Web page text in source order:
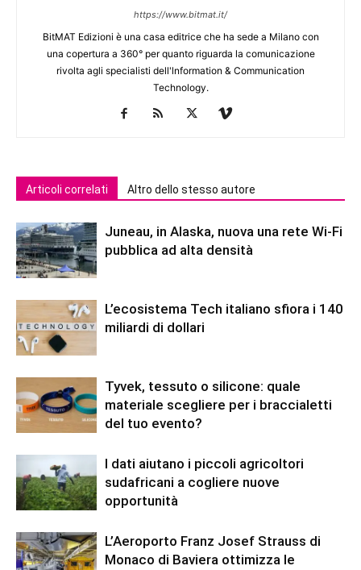
https://www.bitmat.it/
BitMAT Edizioni è una casa editrice che ha sede a Milano con
una copertura a 360° per quanto riguarda la comunicazione
rivolta agli specialisti dell'lnformation & Communication
Technology.
Articoli correlati Altro dello stesso autore
Juneau, in Alaska, nuova una rete Wi-Fi
pubblica ad alta densità
L’ecosistema Tech italiano sfiora i 140
miliardi di dollari
Tyvek, tessuto o silicone: quale
materiale scegliere per i braccialetti
del tuo evento?
I dati aiutano i piccoli agricoltori
sudafricani a cogliere nuove
opportunità
L’Aeroporto Franz Josef Strauss di
Monaco di Baviera ottimizza le